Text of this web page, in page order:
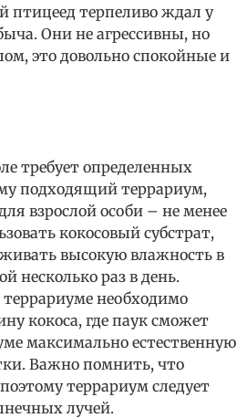
птицеед терпеливо ждал у
Они не агрессивны, но
это довольно спокойные и
требует определенных
подходящий террариум,
взрослой особи – не менее
кокосовый субстрат,
высокую влажность в
несколько раз в день.
необходимо
кокоса, где паук сможет
максимально естественную
Важно помнить, что
террариум следует
лучей.